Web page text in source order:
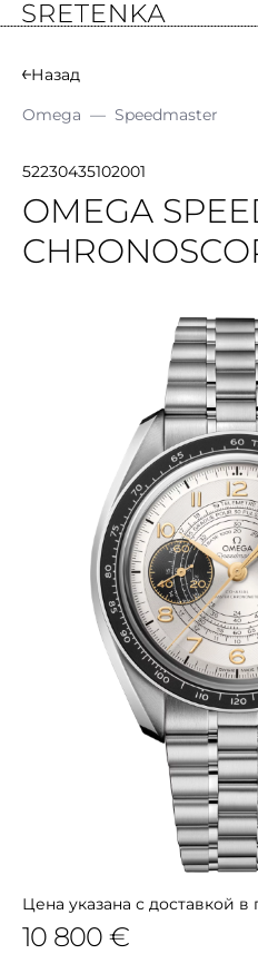
Назад
Omega — Speedmaster
52230435102001
OMEGA
Цена указана с доставкой в
10 800 €